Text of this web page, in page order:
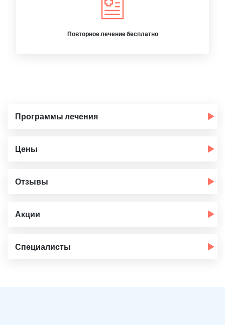
Повторное лечение бесплатно
Программы лечения
Цены
Отзывы
Акции
Специалисты